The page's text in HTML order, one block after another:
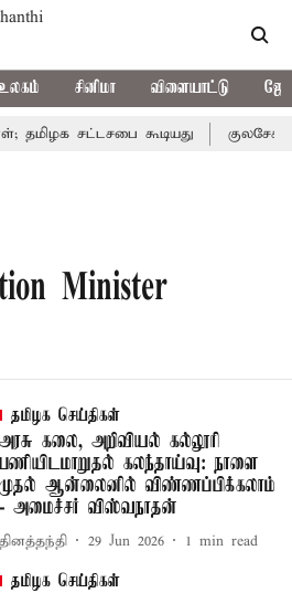
சினிமா விளையாட்டு
சட்டசபை கூடியது
Minister
தமிழக செய்திகள்
அரசு கலை, அறிவியல் கல்லூரி
பணியிடமாறுதல் கலந்தாய்வு: நாளை
முதல் ஆன்லைனில் விண்ணப்பிக்கலாம்
- அமைச்சர் விஸ்வநாதன்
தினத்தந்தி 29 Jun 2026 1 min read
தமிழக செய்திகள்